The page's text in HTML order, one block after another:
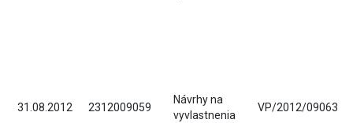
31.08.2012 2312009059
Návrhy na
vyvlastnenia
VP/2012/09063